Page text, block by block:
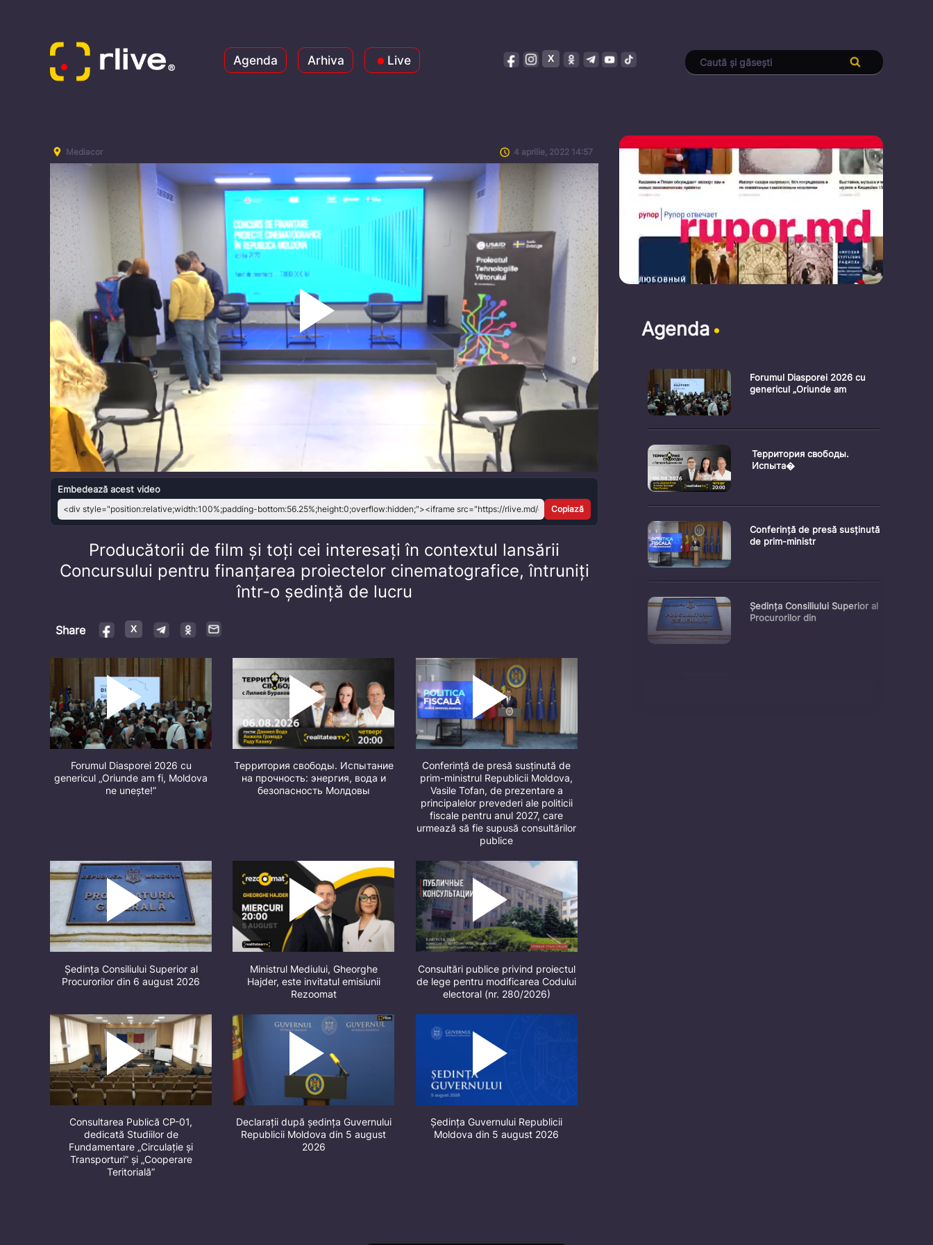
Agenda Arhiva Live
Mediacor 4 aprilie, 2022 14:57
Play
Video
Embedează acest video
Copiază
Producătorii de film și toți cei interesați în contextul lansării
Concursului pentru finanțarea proiectelor cinematografice, întruniți
într-o ședință de lucru
Share
Forumul Diasporei 2026 cu
genericul „Oriunde am fi, Moldova
ne unește!”
Территория свободы. Испытание
на прочность: энергия, вода и
безопасность Молдовы
Conferință de presă susținută de
prim-ministrul Republicii Moldova,
Vasile Tofan, de prezentare a
principalelor prevederi ale politicii
fiscale pentru anul 2027, care
urmează să fie supusă consultărilor
publice
Ședința Consiliului Superior al
Procurorilor din 6 august 2026
Ministrul Mediului, Gheorghe
Hajder, este invitatul emisiunii
Rezoomat
Consultări publice privind proiectul
de lege pentru modificarea Codului
electoral (nr. 280/2026)
Consultarea Publică CP-01,
dedicată Studiilor de
Fundamentare „Circulație și
Transporturi” și „Cooperare
Teritorială”
Declarații după ședința Guvernului
Republicii Moldova din 5 august
2026
Ședința Guvernului Republicii
Moldova din 5 august 2026
Agenda
Forumul Diasporei 2026 cu
genericul „Oriunde am
Территория свободы.
Испыта�
Conferință de presă susținută
de prim-ministr
Ședința Consiliului Superior al
Procurorilor din